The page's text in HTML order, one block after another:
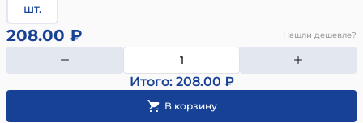
шт.
208.00 ₽ Нашли дешевле?
Итого: 208.00 ₽